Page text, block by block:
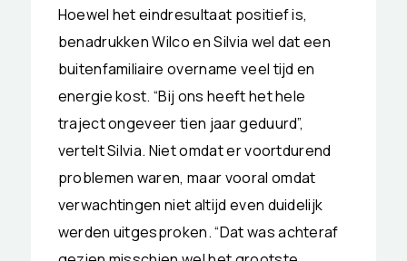
Hoewel het eindresultaat positief is,
benadrukken Wilco en Silvia wel dat een
buitenfamiliaire overname veel tijd en
energie kost. “Bij ons heeft het hele
traject ongeveer tien jaar geduurd”,
vertelt Silvia. Niet omdat er voortdurend
problemen waren, maar vooral omdat
verwachtingen niet altijd even duidelijk
werden uitgesproken. “Dat was achteraf